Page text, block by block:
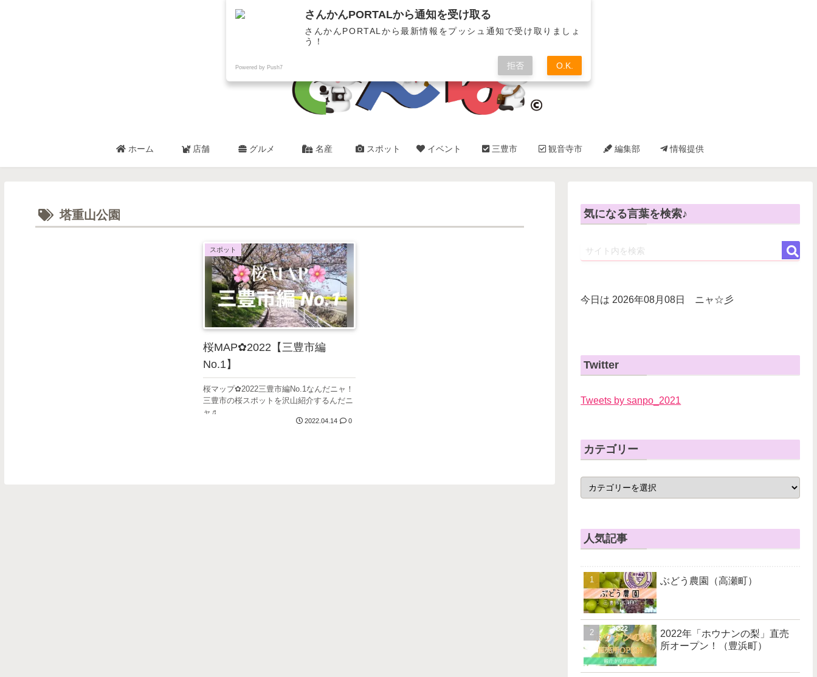
三豊市・観音寺市✿総合情報サイト
ホーム 店舗 グルメ 名産 スポット イベント 三豊市 観音寺市 編集部 情報提供
塔重山公園
スポット
桜MAP✿2022【三豊市編
No.1】
桜マップ✿2022三豊市編No.1なんだニャ！
三豊市の桜スポットを沢山紹介するんだニ
ャ♬
2022.04.14 0
気になる言葉を検索♪
今日は 2026年08月08日 ニャ☆彡
Twitter
Tweets by sanpo_2021
カテゴリー
人気記事
ぶどう農園（高瀬町）
2022年「ホウナンの梨」直売
所オープン！（豊浜町）
さんかんPORTALから通知を受け取る
さんかんPORTALから最新情報をプッシュ通知で受け取りましょ
う！
Powered by Push7 拒否 O.K.